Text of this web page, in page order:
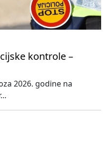
kontrole –
2026. godine na